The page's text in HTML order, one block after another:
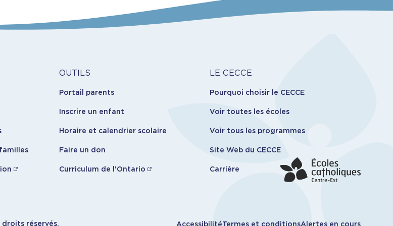
les comportements positifs dans la cour d’école.
Outils
OUTILS
Portail parents
Inscrire un enfant
Horaire et calendrier scolaire
Faire un don
Curriculum de l'Ontario
Carrière
LE CECCE
Pourquoi choisir le CECCE
Voir toutes les écoles
Voir tous les programmes
Site Web du CECCE
Carrière
droits réservés. AccessibilitéTermes et conditionsAlertes en cours